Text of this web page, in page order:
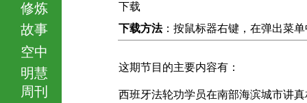
修炼
故事
空中
明慧
周刊
下载
下载方法：按鼠标器右键，在弹出菜
这期节目的主要内容有：
西班牙法轮功学员在南部海滨城市讲真